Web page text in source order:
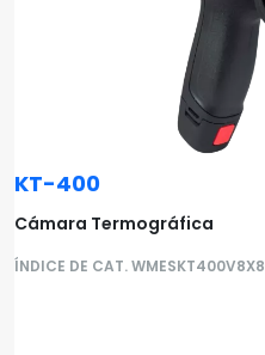
KT-400
Cámara Termográfica
ÍNDICE DE CAT. WMESKT400V8X8